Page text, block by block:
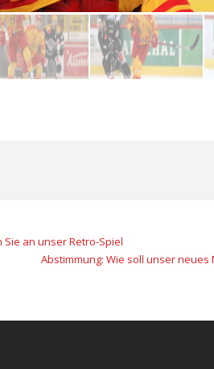
Sie an unser Retro-Spiel
Abstimmung: Wie soll unser neues